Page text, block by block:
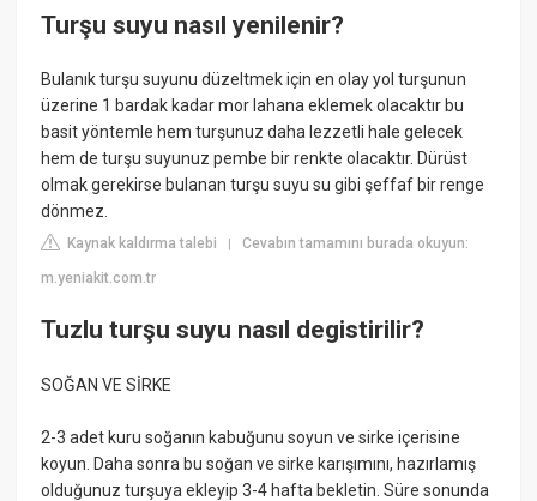
Turşu suyu nasıl yenilenir?
Bulanık turşu suyunu düzeltmek için en olay yol turşunun
üzerine 1 bardak kadar mor lahana eklemek olacaktır bu
basit yöntemle hem turşunuz daha lezzetli hale gelecek
hem de turşu suyunuz pembe bir renkte olacaktır. Dürüst
olmak gerekirse bulanan turşu suyu su gibi şeffaf bir renge
dönmez.
Kaynak kaldırma talebi |Cevabın tamamını burada okuyun:
m.yeniakit.com.tr
Tuzlu turşu suyu nasıl degistirilir?
SOĞAN VE SİRKE
2-3 adet kuru soğanın kabuğunu soyun ve sirke içerisine
koyun. Daha sonra bu soğan ve sirke karışımını, hazırlamış
olduğunuz turşuya ekleyip 3-4 hafta bekletin. Süre sonunda